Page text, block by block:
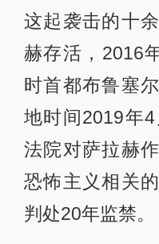
这起袭击的十
赫存活，2016
时首都布鲁塞
地时间2019年
法院对萨拉赫
恐怖主义相关
判处20年监禁。